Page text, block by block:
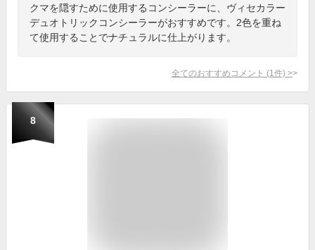
クマを隠すために使用するコンシーラーに、ヴィセカラー
デュオトリックコンシーラーがおすすめです。2色を重ね
て使用することでナチュラルに仕上がります。
全てのおすすめコメント (1 件) >
8